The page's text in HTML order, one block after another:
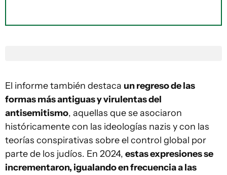
El informe también destaca un regreso de las
formas más antiguas y virulentas del
antisemitismo, aquellas que se asociaron
históricamente con las ideologías nazis y con las
teorías conspirativas sobre el control global por
parte de los judíos. En 2024, estas expresiones se
incrementaron, igualando en frecuencia a las